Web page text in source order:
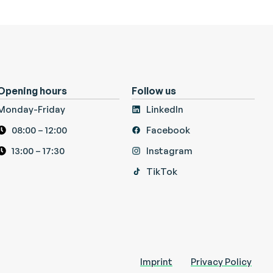
hours
Friday
08:00 – 12:00
13:00 – 17:30
Follow us
LinkedIn
Facebook
Instagram
TikTok
Imprint Privacy Policy